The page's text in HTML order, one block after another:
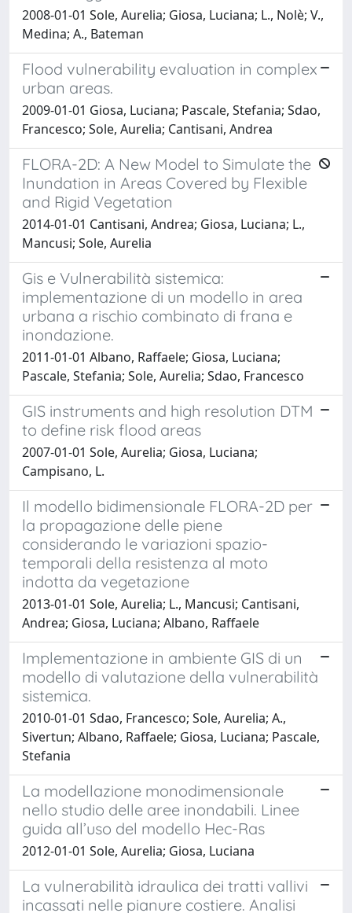
2008-01-01 Sole, Aurelia; Giosa, Luciana; L., Nolè; V.,
Medina; A., Bateman
Flood vulnerability evaluation in complex
urban areas.
2009-01-01 Giosa, Luciana; Pascale, Stefania; Sdao,
Francesco; Sole, Aurelia; Cantisani, Andrea
FLORA-2D: A New Model to Simulate the
Inundation in Areas Covered by Flexible
and Rigid Vegetation
2014-01-01 Cantisani, Andrea; Giosa, Luciana; L.,
Mancusi; Sole, Aurelia
Gis e Vulnerabilità sistemica:
implementazione di un modello in area
urbana a rischio combinato di frana e
inondazione.
2011-01-01 Albano, Raffaele; Giosa, Luciana;
Pascale, Stefania; Sole, Aurelia; Sdao, Francesco
GIS instruments and high resolution DTM
to define risk flood areas
2007-01-01 Sole, Aurelia; Giosa, Luciana;
Campisano, L.
Il modello bidimensionale FLORA-2D per
la propagazione delle piene
considerando le variazioni spazio-
temporali della resistenza al moto
indotta da vegetazione
2013-01-01 Sole, Aurelia; L., Mancusi; Cantisani,
Andrea; Giosa, Luciana; Albano, Raffaele
Implementazione in ambiente GIS di un
modello di valutazione della vulnerabilità
sistemica.
2010-01-01 Sdao, Francesco; Sole, Aurelia; A.,
Sivertun; Albano, Raffaele; Giosa, Luciana; Pascale,
Stefania
La modellazione monodimensionale
nello studio delle aree inondabili. Linee
guida all’uso del modello Hec-Ras
2012-01-01 Sole, Aurelia; Giosa, Luciana
La vulnerabilità idraulica dei tratti vallivi
incassati nelle pianure costiere. Analisi